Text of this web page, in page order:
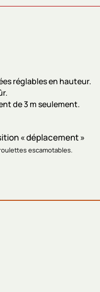
réglables en hauteur.
de 3 m seulement.
escamotables.